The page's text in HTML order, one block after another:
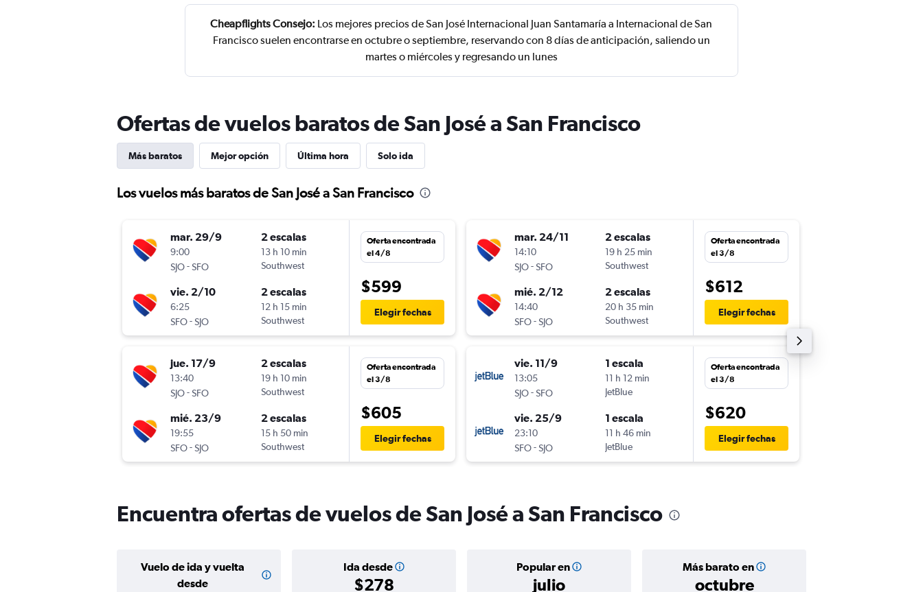
Cheapflights Consejo: Los mejores precios de San José Internacional Juan Santamaría a Internacional de San
Francisco suelen encontrarse en octubre o septiembre, reservando con 8 días de anticipación, saliendo un
martes o miércoles y regresando un lunes
Ofertas de vuelos baratos de San José a San Francisco
Más baratos Mejor opción Última hora Solo ida
Los vuelos más baratos de San José a San Francisco
mar. 29/9
9:00
SJO-SFO
2 escalas
13 h 10 min
Southwest
vie. 2/10
6:25
SFO-SJO
2 escalas
12 h 15 min
Southwest
Oferta encontrada
el 4/8
$599
Elegir fechas
jue. 17/9
13:40
SJO-SFO
2 escalas
19 h 10 min
Southwest
mié. 23/9
19:55
SFO-SJO
2 escalas
15 h 50 min
Southwest
Oferta encontrada
el 3/8
$605
Elegir fechas
mar. 24/11
14:10
SJO-SFO
2 escalas
19 h 25 min
Southwest
mié. 2/12
14:40
SFO-SJO
2 escalas
20 h 35 min
Southwest
Oferta encontrada
el 3/8
$612
Elegir fechas
vie. 11/9
13:05
SJO-SFO
1 escala
11 h 12 min
JetBlue
vie. 25/9
23:10
SFO-SJO
1 escala
11 h 46 min
JetBlue
Oferta encontrada
el 3/8
$620
Elegir fechas
Encuentra ofertas de vuelos de San José a San Francisco
Vuelo de ida y vuelta
desde
Ida desde
$278
Popular en
julio
Más barato en
octubre